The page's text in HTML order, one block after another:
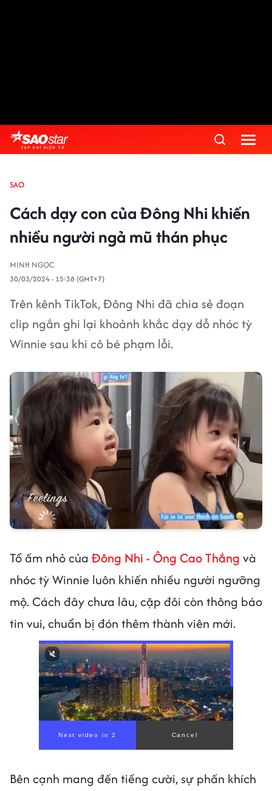
SAO
Cách dạy con của Đông Nhi khiến
nhiều người ngả mũ thán phục
MINH NGỌC
30/03/2024 - 15:38 (GMT+7)
Trên kênh TikTok, Đông Nhi đã chia sẻ đoạn
clip ngắn ghi lại khoảnh khắc dạy dỗ nhóc tỳ
Winnie sau khi cô bé phạm lỗi.
Tổ ấm nhỏ của Đông Nhi - Ông Cao Thắng và
nhóc tỳ Winnie luôn khiến nhiều người ngưỡng
mộ. Cách đây chưa lâu, cặp đôi còn thông báo
tin vui, chuẩn bị đón thêm thành viên mới.
Bên cạnh mang đến tiếng cười, sự phấn khích